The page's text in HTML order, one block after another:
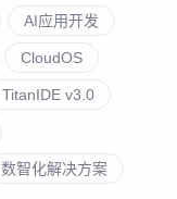
AI应用开发
CloudOS
TitanIDE v3.0
数智化解决方案